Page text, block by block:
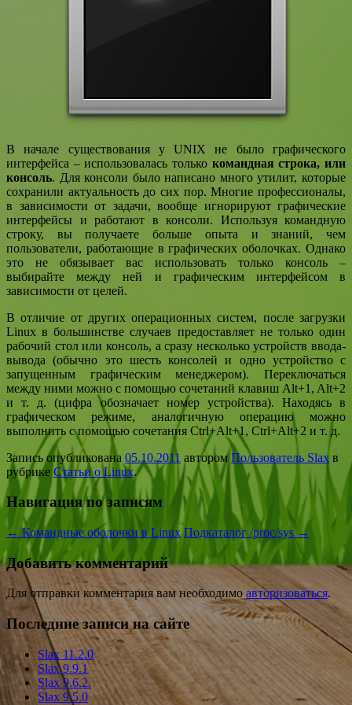
В начале существования у UNIX не было графического
интерфейса – использовалась только командная строка, или
консоль. Для консоли было написано много утилит, которые
сохранили актуальность до сих пор. Многие профессионалы,
в зависимости от задачи, вообще игнорируют графические
интерфейсы и работают в консоли. Используя командную
строку, вы получаете больше опыта и знаний, чем
пользователи, работающие в графических оболочках. Однако
это не обязывает вас использовать только консоль –
выбирайте между ней и графическим интерфейсом в
зависимости от целей.
В отличие от других операционных систем, после загрузки
Linux в большинстве случаев предоставляет не только один
рабочий стол или консоль, а сразу несколько устройств ввода-
вывода (обычно это шесть консолей и одно устройство с
запущенным графическим менеджером). Переключаться
между ними можно с помощью сочетаний клавиш Alt+1, Alt+2
и т. д. (цифра обозначает номер устройства). Находясь в
графическом режиме, аналогичную операцию можно
выполнить с помощью сочетания Ctrl+Alt+1, Ctrl+Alt+2 и т. д.
Запись опубликована 05.10.2011 автором Пользователь Slax в
рубрике Статьи о Linux.
Навигация по записям
← Командные оболочки в Linux Подкаталог /proc/sys →
Добавить комментарий
Для отправки комментария вам необходимо авторизоваться.
Последние записи на сайте
Slax 11.2.0
Slax 9.9.1
Slax 9.6.2.
Slax 9.5.0